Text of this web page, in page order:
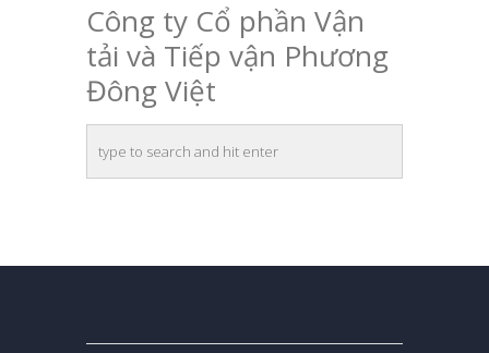
Công ty Cổ phần Vận
tải và Tiếp vận Phương
Đông Việt